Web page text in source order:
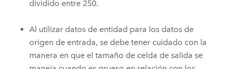
dividido entre 250.
Al utilizar datos de entidad para los datos de
origen de entrada, se debe tener cuidado con la
manera en que el tamaño de celda de salida se